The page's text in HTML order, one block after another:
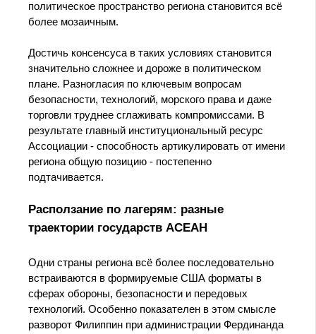
политическое пространство региона становится всё
более мозаичным.
Достичь консенсуса в таких условиях становится
значительно сложнее и дороже в политическом
плане. Разногласия по ключевым вопросам
безопасности, технологий, морского права и даже
торговли труднее сглаживать компромиссами. В
результате главный институциональный ресурс
Ассоциации - способность артикулировать от имени
региона общую позицию - постепенно
подтачивается.
Расползание по лагерям: разные
траектории государств АСЕАН
Одни страны региона всё более последовательно
встраиваются в формируемые США форматы в
сферах обороны, безопасности и передовых
технологий. Особенно показателен в этом смысле
разворот Филиппин при администрации Фердинанда